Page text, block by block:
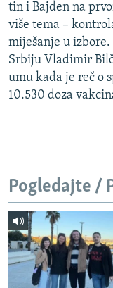
TV LIBERTY
POST SCRIPTUM
MOJA EVROPA
TRI DECENIJE OD RATA
Sve RFE/RL
tin i Bajden na
više tema –
miješanje u
Srbiju Vladimir
umu kada je reč o
10.530 doza
Pogledajte /